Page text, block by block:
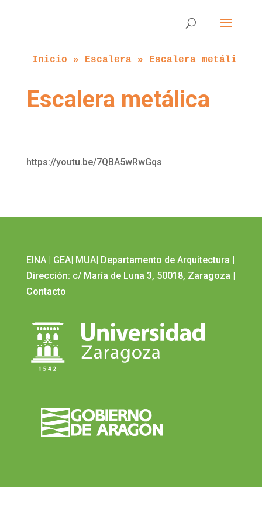
Inicio » Escalera » Escalera metálica
Escalera metálica
https://youtu.be/7QBA5wRwGqs
EINA| GEA| MUA| Departamento de Arquitectura |
Dirección: c/ María de Luna 3, 50018, Zaragoza |
Contacto